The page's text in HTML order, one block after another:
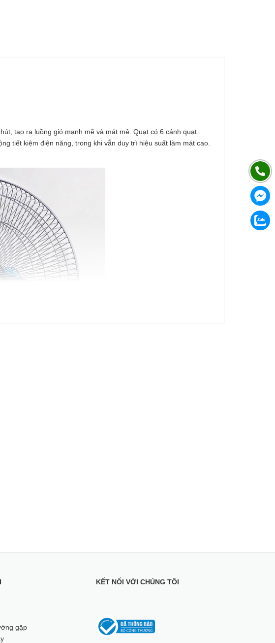
tạo ra luồng gió mạnh mẽ và mát mẻ. Quạt có 6 cánh quạt
tiết kiệm điện năng, trong khi vẫn duy trì hiệu suất làm mát cao.
gặp
KẾT NỐI VỚI CHÚNG TÔI